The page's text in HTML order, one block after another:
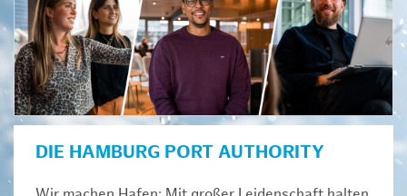
DIE HAMBURG PORT AUTHORITY